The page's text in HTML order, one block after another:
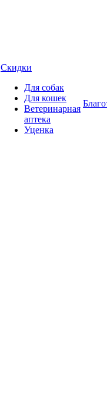
Скидки
Для собак
Для кошек
Ветеринарная
аптека
Уценка